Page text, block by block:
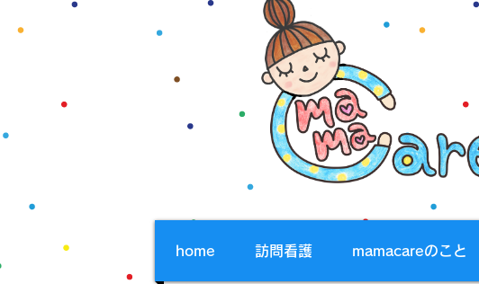
home 訪問看護 mamacareのこと